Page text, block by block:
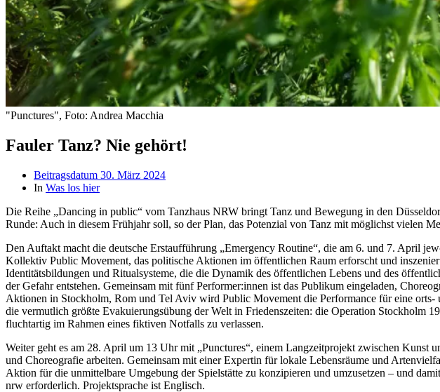
"Punctures", Foto: Andrea Macchia
Fauler Tanz? Nie gehört!
Beitragsdatum 30. März 2024
In Was los hier
Die Reihe „Dancing in public“ vom Tanzhaus NRW bringt Tanz und Bewegung in den
Runde: Auch in diesem Frühjahr soll, so der Plan, das Potenzial von Tanz mit möglichst vielen
Den Auftakt macht die deutsche Erstaufführung „Emergency Routine“, die am 6. und 7. April
Kollektiv Public Movement, das politische Aktionen im öffentlichen Raum erforscht und
Identitätsbildungen und Ritualsysteme, die die Dynamik des öffentlichen Lebens und des
der Gefahr entstehen. Gemeinsam mit fünf Performer:innen ist das Publikum eingeladen,
Aktionen in Stockholm, Rom und Tel Aviv wird Public Movement die Performance für eine orts-
die vermutlich größte Evakuierungsübung der Welt in Friedenszeiten: die Operation Stockholm
fluchtartig im Rahmen eines fiktiven Notfalls zu verlassen.
Weiter geht es am 28. April um 13 Uhr mit „Punctures“, einem Langzeitprojekt zwischen
und Choreografie arbeiten. Gemeinsam mit einer Expertin für lokale Lebensräume und
Aktion für die unmittelbare Umgebung der Spielstätte zu konzipieren und umzusetzen – und
nrw erforderlich. Projektsprache ist Englisch.